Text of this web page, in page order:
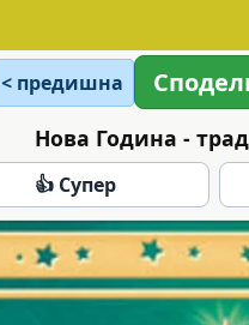
< предишна
Нова Година -
👍 Супер